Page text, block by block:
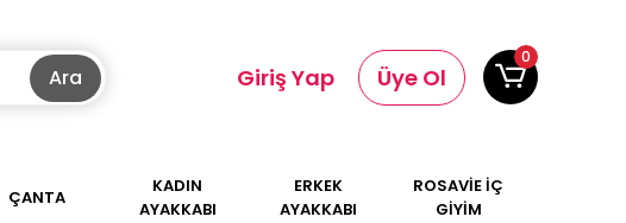
Ara Giriş Yap Üye Ol
0
ÇANTA
KADIN
AYAKKABI
ERKEK
AYAKKABI
ROSAVİE İÇ
GİYİM